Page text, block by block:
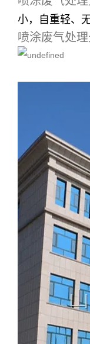
小，自重轻、
喷涂废气处